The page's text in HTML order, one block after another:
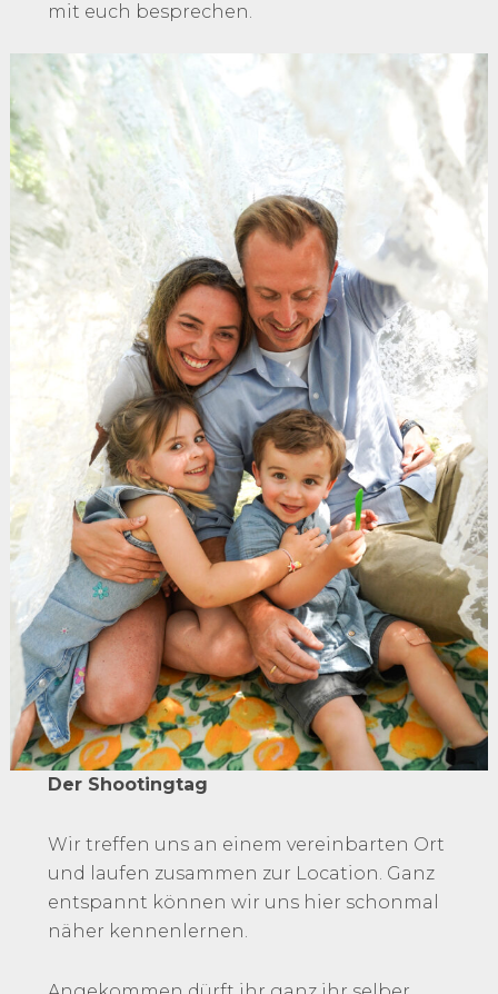
mit euch besprechen.
Der Shootingtag
Wir treffen uns an einem vereinbarten Ort
und laufen zusammen zur Location. Ganz
entspannt können wir uns hier schonmal
näher kennenlernen.